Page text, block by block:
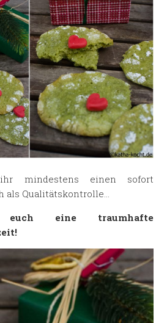
mindestens einen sofort
als Qualitätskontrolle…
eine traumhafte